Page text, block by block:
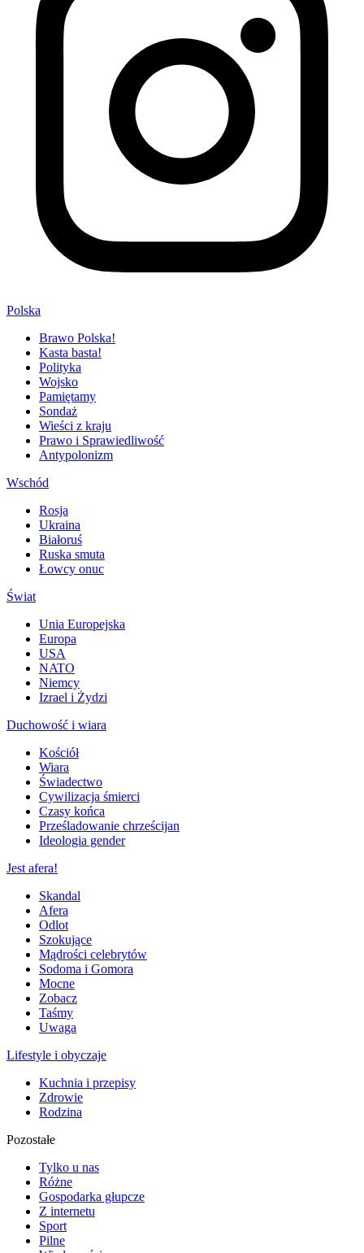
Polska
Brawo Polska!
Kasta basta!
Polityka
Wojsko
Pamiętamy
Sondaż
Wieści z kraju
Prawo i Sprawiedliwość
Antypolonizm
Wschód
Rosja
Ukraina
Białoruś
Ruska smuta
Łowcy onuc
Świat
Unia Europejska
Europa
USA
NATO
Niemcy
Izrael i Żydzi
Duchowość i wiara
Kościół
Wiara
Świadectwo
Cywilizacja śmierci
Czasy końca
Prześladowanie chrześcijan
Ideologia gender
Jest afera!
Skandal
Afera
Odlot
Szokujące
Mądrości celebrytów
Sodoma i Gomora
Mocne
Zobacz
Taśmy
Uwaga
Lifestyle i obyczaje
Kuchnia i przepisy
Zdrowie
Rodzina
Pozostałe
Tylko u nas
Różne
Gospodarka głupcze
Z internetu
Sport
Pilne